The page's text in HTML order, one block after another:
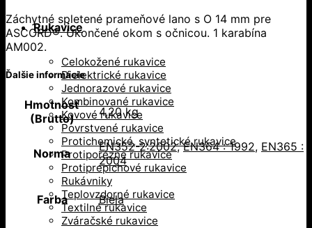
Rukavice
Celokožené rukavice
Dielektrické rukavice
Jednorazové rukavice
Kombinované rukavice
Kovové rukavice
Povrstvené rukavice
Protichemické, syntetické rukavice
Protiporézne rukavice
Protiprepichové rukavice
Rukávniky
Teplovzdorné rukavice
Textilné rukavice
Zváračské rukavice
Záchytné spletené prameňové lano s O 14 mm pre
ASCORD®. Ukončené okom s očnicou. 1 karabína
AM002.
Ďalšie informácie
Hmotnosť
(Brutto)
4,20 kg
Norma EN352-2:2002,EN364 : 1992, EN365 :
2004
Farba Biela